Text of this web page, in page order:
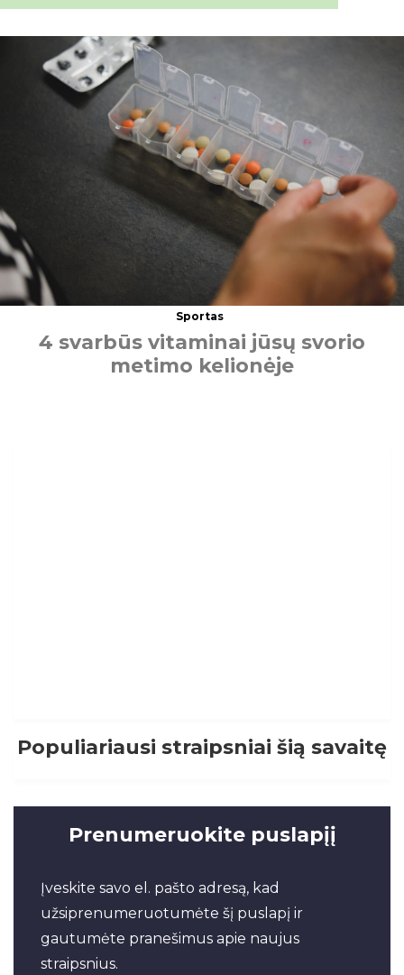
Sportas
4 svarbūs vitaminai jūsų svorio
metimo kelionėje
Populiariausi straipsniai šią savaitę
Prenumeruokite puslapįį
Įveskite savo el. pašto adresą, kad
užsiprenumeruotumėte šį puslapį ir
gautumėte pranešimus apie naujus
straipsnius.